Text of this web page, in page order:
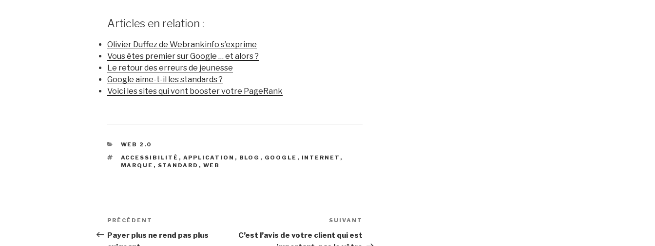
Articles en relation :
Olivier Duffez de Webrankinfo s’exprime
Vous êtes premier sur Google … et alors ?
Le retour des erreurs de jeunesse
Google aime-t-il les standards ?
Voici les sites qui vont booster votre PageRank
CATÉGORIES
WEB 2.0
ÉTIQUETTES
ACCESSIBILITÉ , APPLICATION , BLOG , GOOGLE , INTERNET ,
MARQUE , STANDARD , WEB
Navigation
de
Article
précédent
PRÉCÉDENT
Payer plus ne rend pas plus
SUIVANT
C’est l’avis de votre client qui est